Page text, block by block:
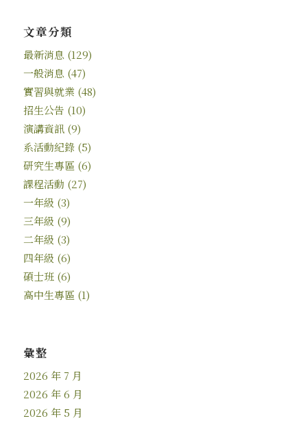
文章分類
最新消息(129)
一般消息(47)
實習與就業(48)
招生公告 (10)
演講資訊(9)
系活動紀錄(5)
研究生專區 (6)
課程活動 (27)
一年級 (3)
三年級 (9)
二年級 (3)
四年級 (6)
碩士班(6)
高中生專區 (1)
彙整
2026 年 7 月
2026 年 6 月
2026 年 5 月